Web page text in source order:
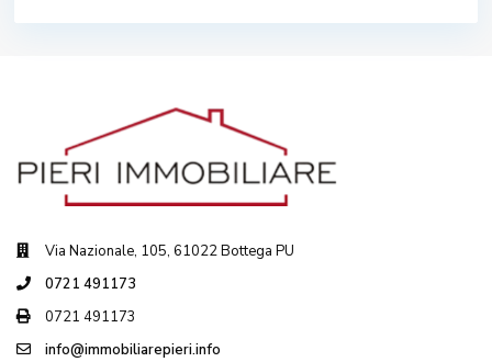
Via Nazionale, 105, 61022 Bottega PU
0721 491173
0721 491173
info@immobiliarepieri.info